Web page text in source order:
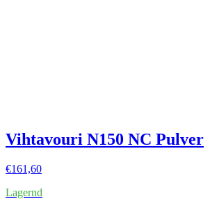
Vihtavouri N150 NC Pulver
€161,60
Lagernd